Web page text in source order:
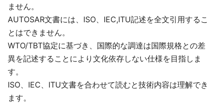
ません。
AUTOSAR文書には、ISO、IEC,ITU記述を全文引用するこ
とはできません。
WTO/TBT協定に基づき、国際的な調達は国際規格との差
異を記述することにより文化依存しない仕様を目指しま
す。
ISO、IEC、ITU文書を合わせて読むと技術内容は理解でき
ます。